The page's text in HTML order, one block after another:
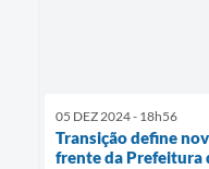
05 DEZ 2024 - 18h56
Transição define
frente da Prefeitura